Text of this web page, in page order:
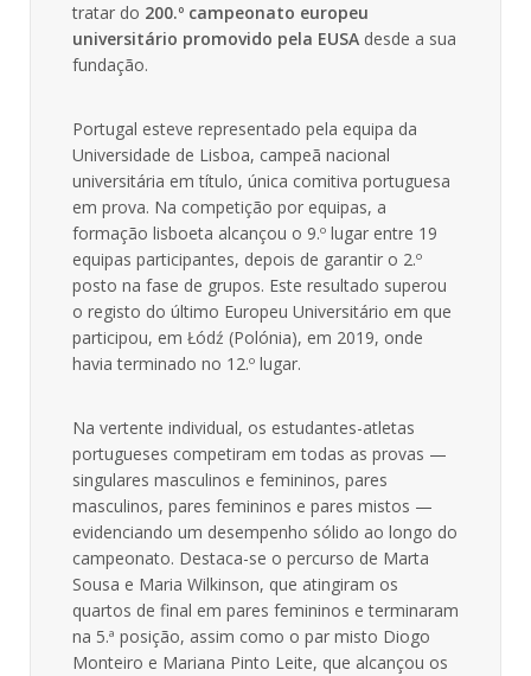
tratar do 200.º campeonato europeu
universitário promovido pela EUSA desde a sua
fundação.
Portugal esteve representado pela equipa da
Universidade de Lisboa, campeã nacional
universitária em título, única comitiva portuguesa
em prova. Na competição por equipas, a
formação lisboeta alcançou o 9.º lugar entre 19
equipas participantes, depois de garantir o 2.º
posto na fase de grupos. Este resultado superou
o registo do último Europeu Universitário em que
participou, em Łódź (Polónia), em 2019, onde
havia terminado no 12.º lugar.
Na vertente individual, os estudantes-atletas
portugueses competiram em todas as provas —
singulares masculinos e femininos, pares
masculinos, pares femininos e pares mistos —
evidenciando um desempenho sólido ao longo do
campeonato. Destaca-se o percurso de Marta
Sousa e Maria Wilkinson, que atingiram os
quartos de final em pares femininos e terminaram
na 5.ª posição, assim como o par misto Diogo
Monteiro e Mariana Pinto Leite, que alcançou os